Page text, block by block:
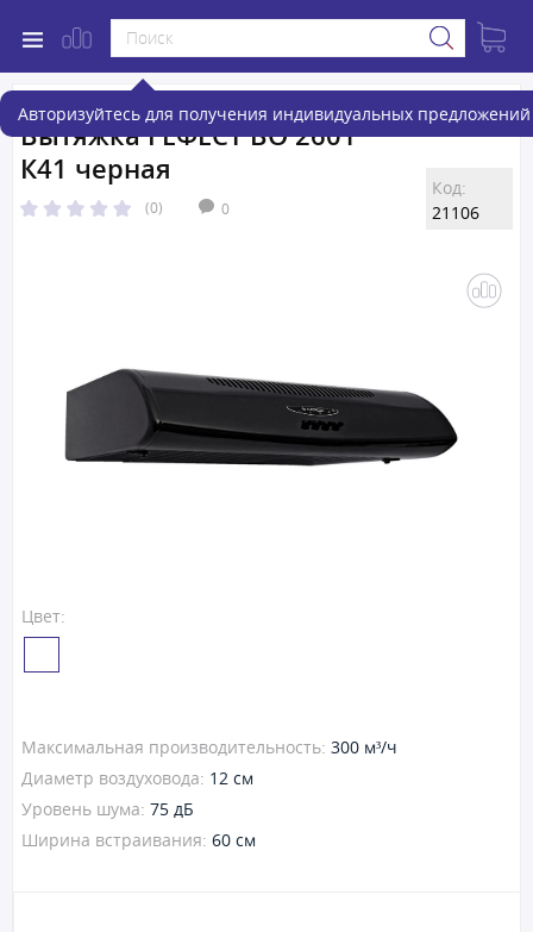
Авторизуйтесь для получения индивидуальных предложений
Вытяжка ГЕФЕСТ ВО 2601
К41 черная
(0) 0
Код:
21106
Цвет:
Максимальная производительность: 300 м³/ч
Диаметр воздуховода: 12 см
Уровень шума: 75 дБ
Ширина встраивания: 60 см